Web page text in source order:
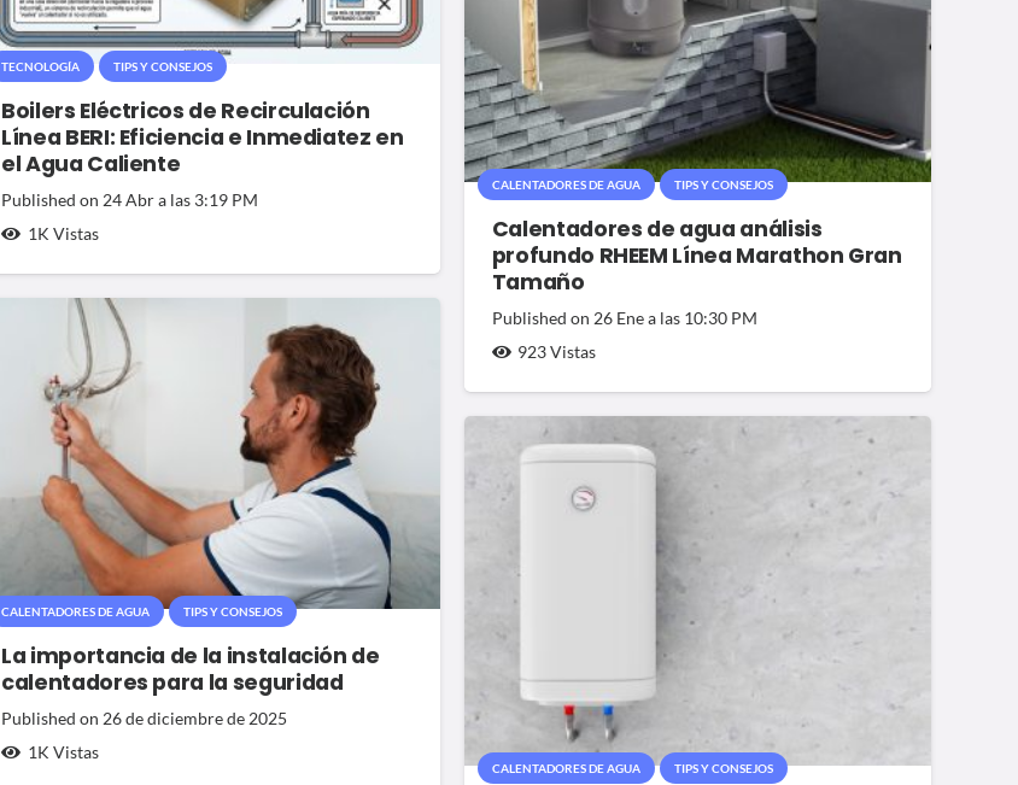
TECNOLOGÍA TIPS Y CONSEJOS
Boilers Eléctricos de Recirculación
Línea BERI: Eficiencia e Inmediatez en
el Agua Caliente
Published on 24 Abr a las 3:19 PM
1K Vistas
CALENTADORES DE AGUA TIPS Y CONSEJOS
Calentadores de agua análisis
profundo RHEEM Línea Marathon Gran
Tamaño
Published on 26 Ene a las 10:30 PM
923Vistas
CALENTADORES DE AGUA TIPS Y CONSEJOS
La importancia de la instalación de
calentadores para la seguridad
Published on 26 de diciembre de 2025
1K Vistas
CALENTADORES DE AGUA TIPS Y CONSEJOS